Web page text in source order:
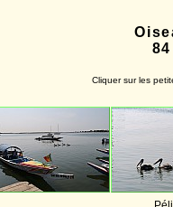
Cliquer sur les